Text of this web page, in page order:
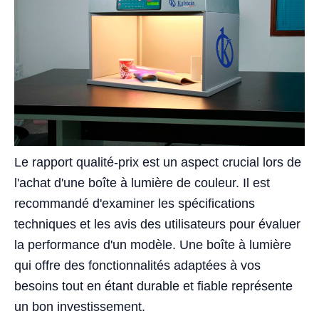
Le rapport qualité-prix est un aspect crucial lors de
l'achat d'une boîte à lumière de couleur. Il est
recommandé d'examiner les spécifications
techniques et les avis des utilisateurs pour évaluer
la performance d'un modèle. Une boîte à lumière
qui offre des fonctionnalités adaptées à vos
besoins tout en étant durable et fiable représente
un bon investissement.